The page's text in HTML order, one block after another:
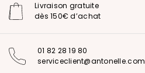
Livraison gratuite
dès 150€ d’achat
01 82 28 19 80
serviceclient@antonelle.com